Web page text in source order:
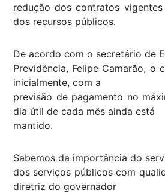
redução dos contratos
dos recursos públicos.
De acordo com o secretário de
Previdência, Felipe Camarão, o
inicialmente, com a
previsão de pagamento no
dia útil de cada mês ainda está
mantido.
Sabemos da importância do
dos serviços públicos com
diretriz do governador